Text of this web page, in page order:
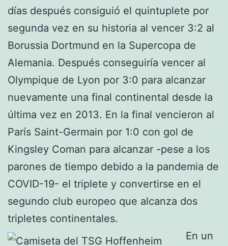
días después consiguió el quintuplete por
segunda vez en su historia al vencer 3:2 al
Borussia Dortmund en la Supercopa de
Alemania. Después conseguiría vencer al
Olympique de Lyon por 3:0 para alcanzar
nuevamente una final continental desde la
última vez en 2013. En la final vencieron al
París Saint-Germain por 1:0 con gol de
Kingsley Coman para alcanzar -pese a los
parones de tiempo debido a la pandemia de
COVID-19- el triplete y convertirse en el
segundo club europeo que alcanza dos
tripletes continentales.
En un